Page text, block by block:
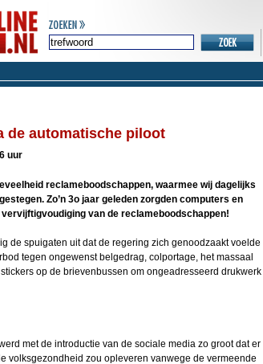
de automatische piloot
uur
reclameboodschappen, waarmee wij dagelijks
Zo’n 3o jaar geleden zorgden computers en
van de reclameboodschappen!
de spuigaten uit dat de regering zich genoodzaakt voelde
tegen ongewenst belgedrag, colportage, het massaal
op de brievenbussen om ongeadresseerd drukwerk
met de introductie van de sociale media zo groot dat er
volksgezondheid zou opleveren vanwege de vermeende